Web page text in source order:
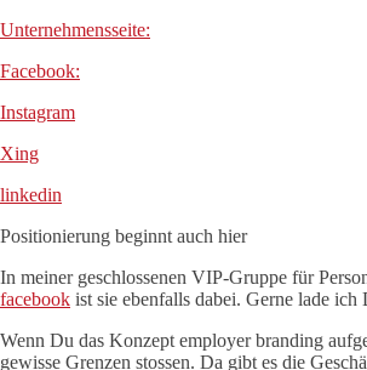
Unternehmensseite:
Facebook:
Instagram
Xing
linkedin
Positionierung beginnt auch hier
In meiner geschlossenen VIP-Gruppe für
facebook ist sie ebenfalls dabei. Gerne lade ich
Wenn Du das Konzept employer branding
gewisse Grenzen stossen. Da gibt es die